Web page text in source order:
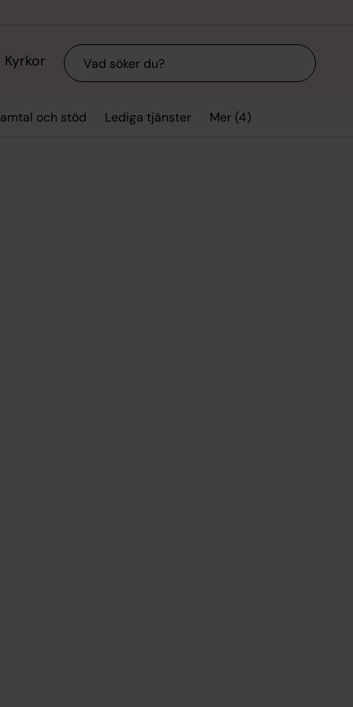
Kyrkor Sök
och stöd Lediga tjänster Mer (4)